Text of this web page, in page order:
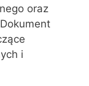
oraz
i